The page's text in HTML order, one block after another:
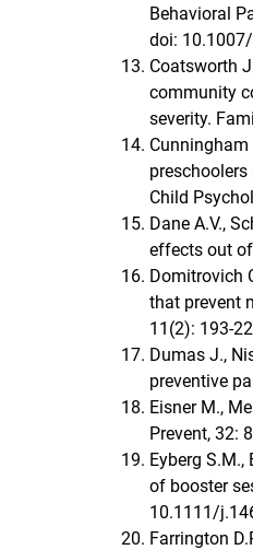
Behavioral
doi:
Coatsworth
community
severity.
Child
Dane A.V.,
effects out
Domitrovich
that prevent
11(2): 193-
Dumas J.,
preventive
Eisner M.,
Prevent, 32:
Eyberg
of booster
10.1111/
Farrington